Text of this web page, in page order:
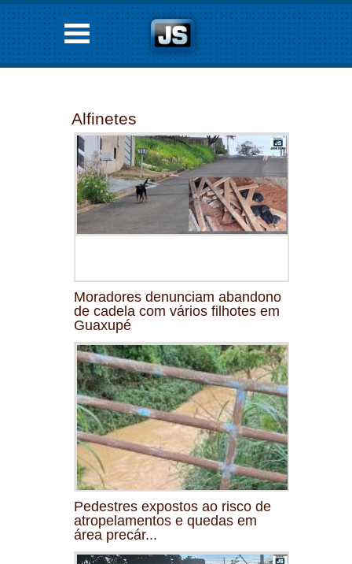
Alfinetes
Moradores denunciam abandono
de cadela com vários filhotes em
Guaxupé
Pedestres expostos ao risco de
atropelamentos e quedas em
área precár...